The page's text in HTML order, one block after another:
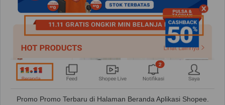
Promo Promo Terbaru di Halaman Beranda Aplikasi Shopee.